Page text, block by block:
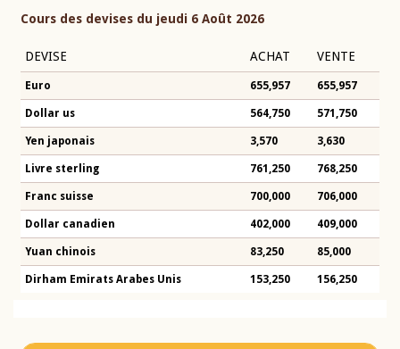
Cours des devises du jeudi 6 Août 2026
DEVISE ACHAT VENTE
Euro 655,957 655,957
Dollar us 564,750 571,750
Yen japonais 3,570 3,630
Livre sterling 761,250 768,250
Franc suisse 700,000 706,000
Dollar canadien 402,000 409,000
Yuan chinois 83,250 85,000
Dirham Emirats Arabes Unis 153,250 156,250